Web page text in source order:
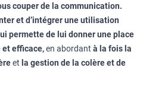
couper de la communication.
et d’intégrer une utilisation
permette de lui donner une place
et efficace,en abordant à la fois la
et la gestion de la colère et de